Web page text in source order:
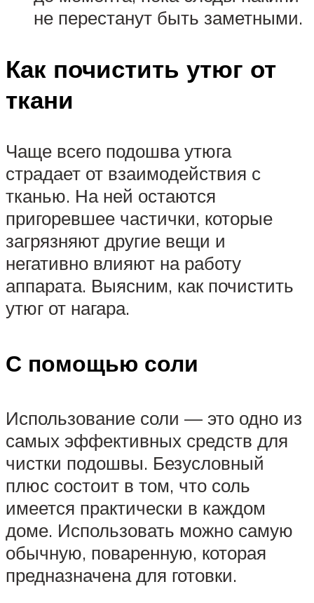
не перестанут быть заметными.
Как почистить утюг от
ткани
Чаще всего подошва утюга
страдает от взаимодействия с
тканью. На ней остаются
пригоревшее частички, которые
загрязняют другие вещи и
негативно влияют на работу
аппарата. Выясним, как почистить
утюг от нагара.
С помощью соли
Использование соли — это одно из
самых эффективных средств для
чистки подошвы. Безусловный
плюс состоит в том, что соль
имеется практически в каждом
доме. Использовать можно самую
обычную, поваренную, которая
предназначена для готовки.